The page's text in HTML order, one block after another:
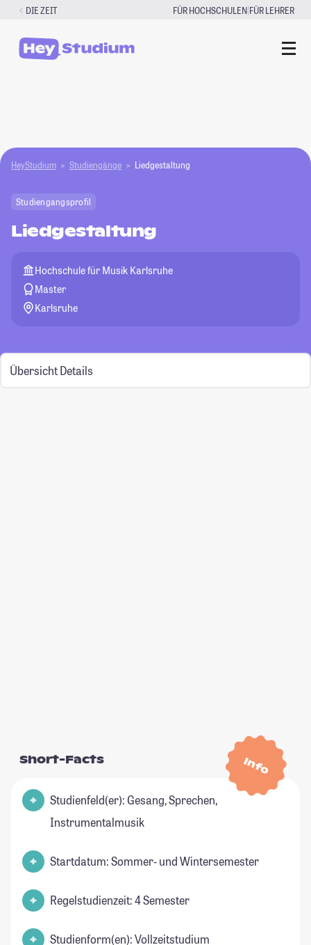
Zum
springen
DIE ZEIT FÜR HOCHSCHULEN|FÜR LEHRER
HeyStudium Studiengänge Liedgestaltung
Studiengangsprofil
Liedgestaltung
Hochschule für Musik Karlsruhe
Master
Karlsruhe
Übersicht Details
Info
Short-Facts
Studienfeld(er): Gesang, Sprechen,
Instrumentalmusik
Startdatum: Sommer- und Wintersemester
Regelstudienzeit: 4 Semester
Studienform(en): Vollzeitstudium